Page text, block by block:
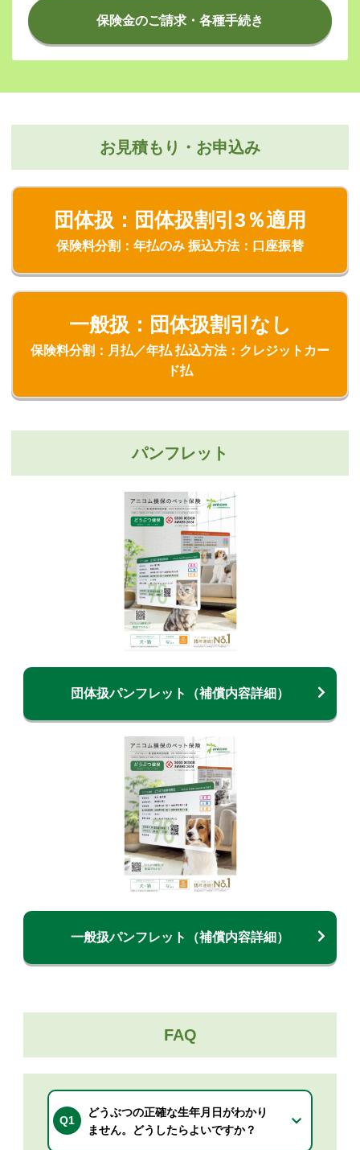
保険金のご請求・各種手続き
お見積もり・お申込み
団体扱：団体扱割引3％適用
保険料分割：年払のみ 振込方法：口座振替
一般扱：団体扱割引なし
保険料分割：月払／年払 払込方法：クレジットカー
ド払
パンフレット
団体扱パンフレット（補償内容詳細）
一般扱パンフレット（補償内容詳細）
FAQ
Q1
どうぶつの正確な生年月日がわかり
ません。どうしたらよいですか？